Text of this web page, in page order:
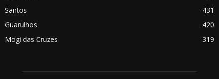
Santos
431
Guarulhos
420
Mogi das Cruzes
319